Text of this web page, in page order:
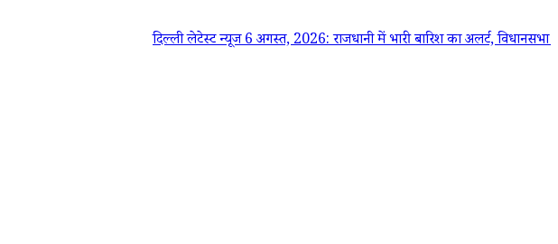
दिल्ली लेटेस्ट न्यूज 6 अगस्त, 2026: राजधानी में भारी बारिश का अलर्ट, विधानसभा सत्र से